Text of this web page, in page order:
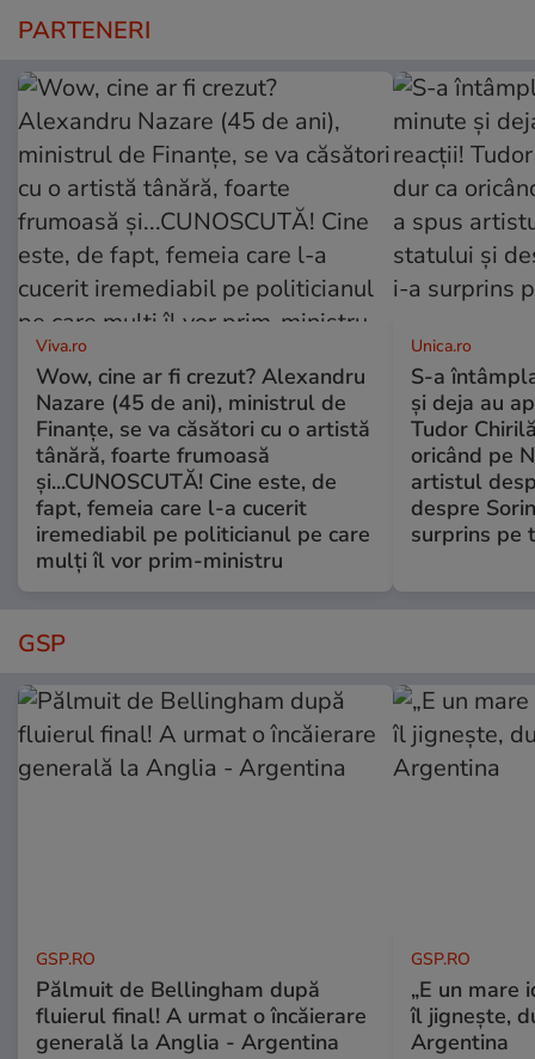
PARTENERI
Viva.ro
Wow, cine ar fi crezut? Alexandru
Nazare (45 de ani), ministrul de
Finanțe, se va căsători cu o artistă
tânără, foarte frumoasă
și...CUNOSCUTĂ! Cine este, de
fapt, femeia care l-a cucerit
iremediabil pe politicianul pe care
mulți îl vor prim-ministru
Unica.ro
S-a
și deja au
Tudor
oricând pe
artistul
despre
surprins pe
GSP
GSP.RO
Pălmuit de Bellingham după
fluierul final! A urmat o încăierare
generală la Anglia - Argentina
GSP.RO
„E un mare
îl jignește,
Argentina